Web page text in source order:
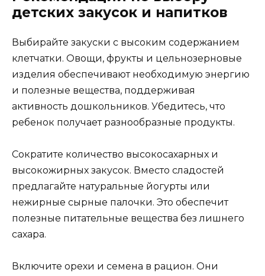
детских закусок и напитков
Выбирайте закуски с высоким содержанием
клетчатки. Овощи, фрукты и цельнозерновые
изделия обеспечивают необходимую энергию
и полезные вещества, поддерживая
активность дошкольников. Убедитесь, что
ребенок получает разнообразные продукты.
Сократите количество высокосахарных и
высокожирных закусок. Вместо сладостей
предлагайте натуральные йогурты или
нежирные сырные палочки. Это обеспечит
полезные питательные вещества без лишнего
сахара.
Включите орехи и семена в рацион. Они